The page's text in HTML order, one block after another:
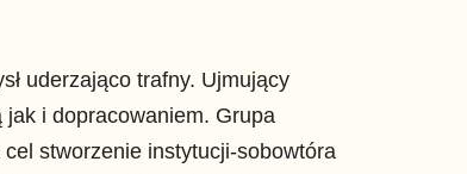
uderzająco trafny. Ujmujący
i dopracowaniem. Grupa
cel stworzenie instytucji-sobowtóra